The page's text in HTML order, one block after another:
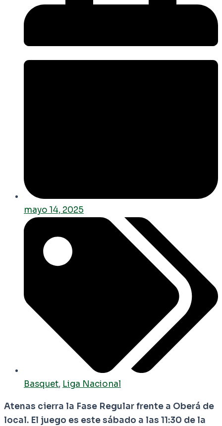
mayo 14, 2025
Basquet, Liga Nacional
Atenas cierra la Fase Regular frente a Oberá de
local. El juego es este sábado a las 11:30 de la